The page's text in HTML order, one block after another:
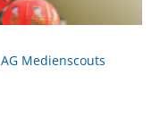
AG Medienscouts